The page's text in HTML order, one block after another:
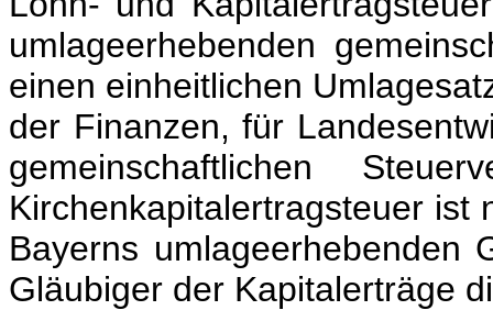
umlageerhebenden
einen einheitlichen
der Finanzen, für
gemeinschaftlichen
Kirchenkapitalertragsteuer ist
Bayerns umlageerhebenden
Gläubiger der Kapitalerträge